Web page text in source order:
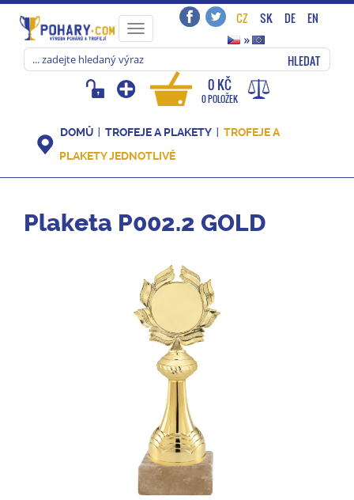
Toggle
navigation
CZ SK DE
EN
»
HLEDAT
0 KČ
0 POLOŽEK
DOMŮ TROFEJE A PLAKETY
TROFEJE A
PLAKETY JEDNOTLIVĚ
Plaketa P002.2 GOLD